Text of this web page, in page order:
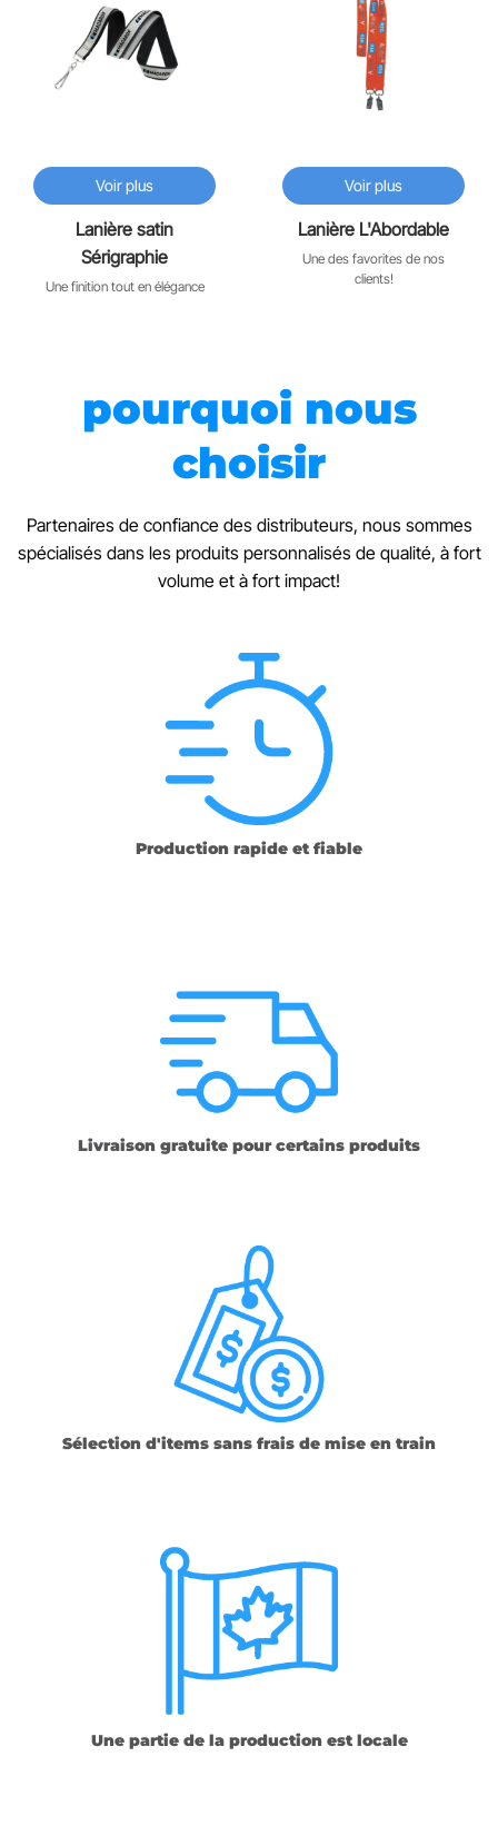
Voir plus
Lanière satin
Sérigraphie
Une finition tout en élégance
Voir plus
Lanière L'Abordable
Une des favorites de nos
clients!
pourquoi nous
choisir
Partenaires de confiance des distributeurs, nous sommes
spécialisés dans les produits personnalisés de qualité, à fort
volume et à fort impact!
Production rapide et fiable
Livraison gratuite pour certains produits
Sélection d'items sans frais de mise en train
Une partie de la production est locale